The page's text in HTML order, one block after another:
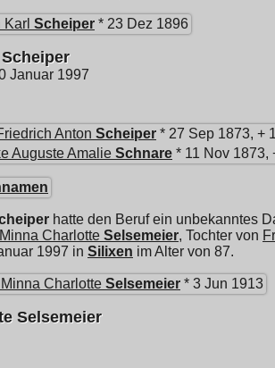
Karl Scheiper * 23 Dez 1896
Januar 1997
Anton Scheiper * 27 Sep 1873, +
Auguste Amalie Schnare * 11 Nov 1873,
hatte den Beruf ein unbekanntes
Charlotte Selsemeier, Tochter von
1997 in Silixen im Alter von 87.
Charlotte Selsemeier * 3 Jun 1913
Selsemeier